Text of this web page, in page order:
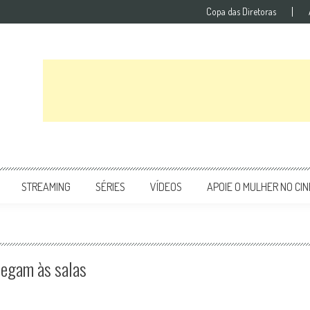
Copa das Diretoras
STREAMING SÉRIES VÍDEOS APOIE O MULHER NO
às salas